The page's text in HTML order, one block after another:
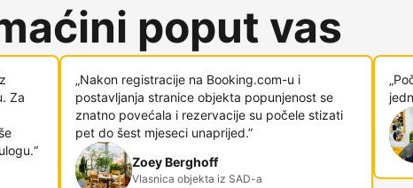
poput vas
Za
„Nakon registracije na Booking.com-u i
postavljanja stranice objekta popunjenost se
znatno povećala i rezervacije su počele stizati
pet do šest mjeseci unaprijed.”
Zoey Berghoff
Vlasnica objekta iz SAD-a